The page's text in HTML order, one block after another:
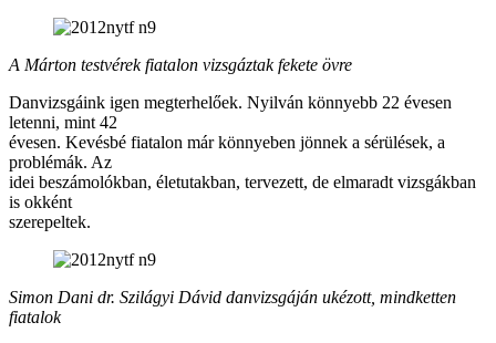
A Márton testvérek fiatalon vizsgáztak fekete övre
Danvizsgáink igen megterhelőek. Nyilván könnyebb 22 évesen
letenni, mint 42
évesen. Kevésbé fiatalon már könnyeben jönnek a sérülések, a
problémák. Az
idei beszámolókban, életutakban, tervezett, de elmaradt vizsgákban
is okként
szerepeltek.
Simon Dani dr. Szilágyi Dávid danvizsgáján ukézott, mindketten
fiatalok